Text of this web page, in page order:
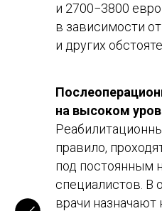
и 2700−3800
в зависимости
и других
на высоком
правило,
под постоянным
специалистов. В
врачи назначают
Отправляя форму вы соглашаетесь
обработки персональных